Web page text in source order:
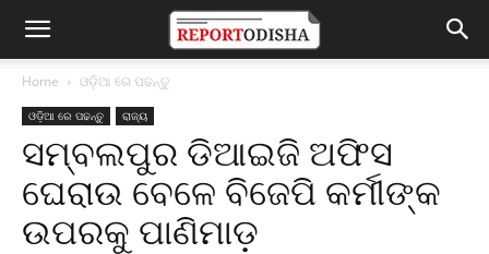
Home ଓଡ଼ିଆ ରେ ପଢନ୍ତୁ
ଓଡ଼ିଆ ରେ ପଢନ୍ତୁ ରାଜ୍ୟ
ସମ୍ବଲପୁର ଡିଆଇଜି ଅଫିସ
ଘେରାଉ ବେଳେ ବିଜେପି କର୍ମୀଙ୍କ
ଉପରକୁ ପାଣିମାଡ଼